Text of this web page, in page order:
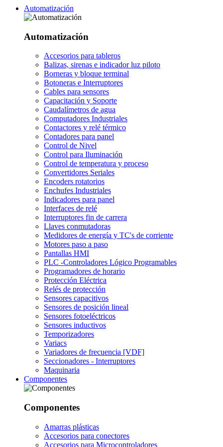
Automatización
Automatización
Accesorios para tableros
Balizas, sirenas e indicador luz piloto
Borneras y bloque terminal
Botoneras e Interruptores
Cables para sensores
Capacitación y Soporte
Caudalímetros de agua
Computadores Industriales
Contactores y relé térmico
Contadores para panel
Control de Nivel
Control para Iluminación
Control de temperatura y proceso
Convertidores Seriales
Encoders rotatorios
Enchufes Industriales
Indicadores para panel
Interfaces de relé
Interruptores fin de carrera
Llaves conmutadoras
Medidores de energía y TC's de corriente
Motores paso a paso
Pantallas HMI
PLC -Controladores Lógico Programables
Programadores de horario
Protección Eléctrica
Relés de protección
Sensores capacitivos
Sensores de posición lineal
Sensores fotoeléctricos
Sensores inductivos
Temporizadores
Variacs
Variadores de frecuencia [VDF]
Seccionadores - Interruptores
Maquinaria
Componentes
Componentes
Amarras plásticas
Accesorios para conectores
Accesorios para Microcontroladores